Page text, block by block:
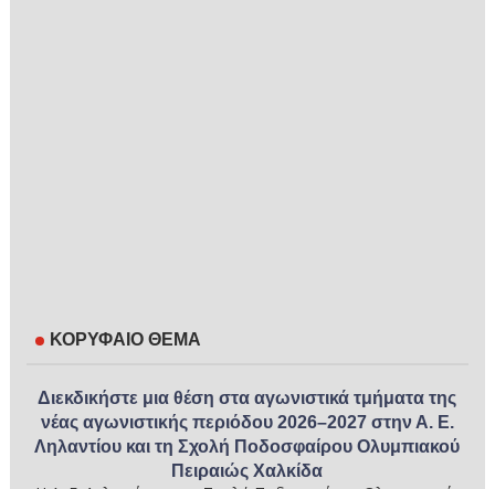
ΚΟΡΥΦΑΙΟ ΘΕΜΑ
Διεκδικήστε μια θέση στα αγωνιστικά τμήματα της
νέας αγωνιστικής περιόδου 2026–2027 στην Α. Ε.
Ληλαντίου και τη Σχολή Ποδοσφαίρου Ολυμπιακού
Πειραιώς Χαλκίδα